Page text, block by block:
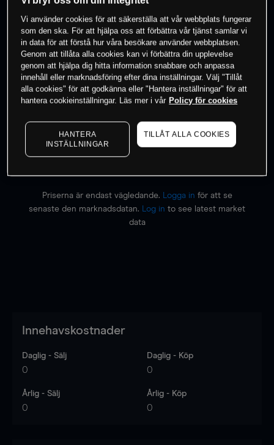
- -
0% av kunderna har enposition i detta
instrument
Priserna är endast vägledande. Logga in för att se
senaste den marknadsdatan.
Log in to see latest market
data
Innehavskostnader
Daglig - Sälj
0
Daglig - Köp
0
Årlig - Sälj
0
Årlig - Köp
0
Vi använder cookies för att säkerställa att vår webbplats fungerar
som den ska. För att hjälpa oss att förbättra vår tjänst samlar vi
in data för att förstå hur våra besökare använder webbplatsen.
Genom att tillåta alla cookies kan vi förbättra din upplevelse
genom att hjälpa dig hitta information snabbare och anpassa
innehåll eller marknadsföring efter dina inställningar. Välj "Tillåt
alla cookies" för att godkänna eller "Hantera inställningar" för att
hantera cookieinställningar. Läs mer i vår Policy för cookies
HANTERA
INSTÄLLNINGAR
TILLÅT ALLA COOKIES